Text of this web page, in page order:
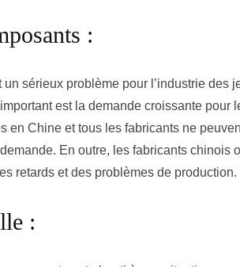
:
sérieux problème pour l’industrie des
est la demande croissante pour
en Chine et tous les fabricants ne
En outre, les fabricants chinois
retards et des problèmes de production.
: